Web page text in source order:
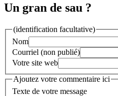
Un gran de sau ?
(identification facultative)
Nom
Courriel (non publié)
Votre site web
Ajoutez votre commentaire ici
Texte de votre message